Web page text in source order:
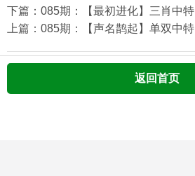
下篇：085期：【最初进化】三肖中特
上篇：085期：【声名鹊起】单双中特
返回首页